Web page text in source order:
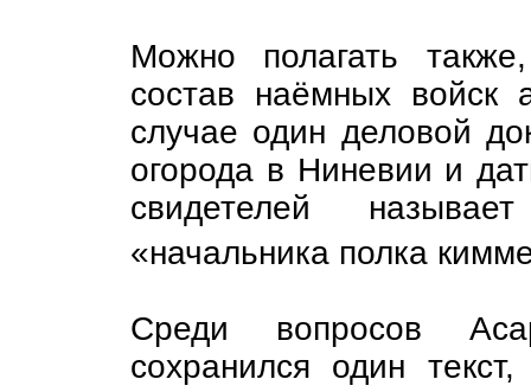
Можно полагать
состав наёмных войск
случае один деловой
огорода в Ниневии и
свидетелей
«начальника полка
Среди вопросов
сохранился один